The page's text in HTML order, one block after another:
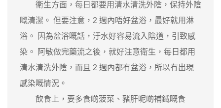
衛生方面，每日都要用清水清洗外陰，保持外陰
嘅清潔。 但要注意，2 週內唔好盆浴，最好就用淋
浴。 因為盆浴嘅話，汙水好容易流入陰道，引致感
染。 阿敏做完藥流之後，就好注意衛生，每日都用
清水清洗外陰，而且 2 週內都冇盆浴，所以冇出現
感染嘅情況。
飲食上，要多食啲菠菜、豬肝呢啲補鐵嘅食